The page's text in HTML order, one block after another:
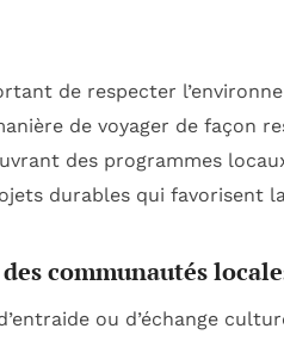
de respecter
de voyager de façon
des programmes
durables qui favorisent
communautés
ou d’échange